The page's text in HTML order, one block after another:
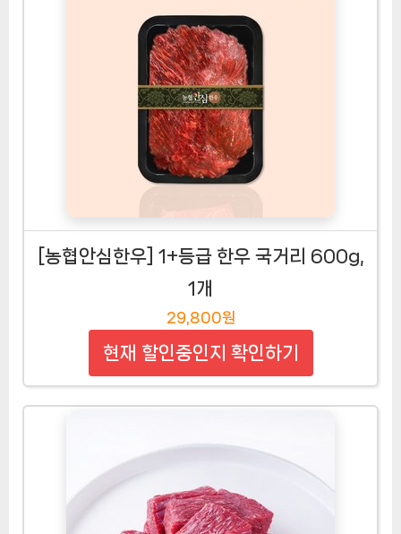
[농협안심한우] 1+등급 한우 국거리 600g,
1개
29,800원
현재 할인중인지 확인하기